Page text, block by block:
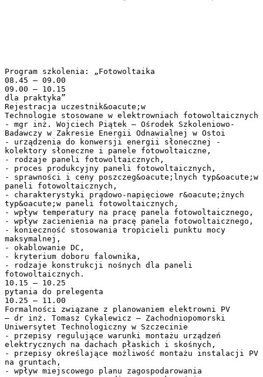
Program szkolenia: „Fotowoltaika
08.45 – 09.00
09.00 – 10.15
dla praktyka”
Rejestracja uczestnik&oacute;w
Technologie stosowane w elektrowniach fotowoltaicznych
- mgr inż. Wojciech Piątek – Ośrodek Szkoleniowo-
Badawczy w Zakresie Energii Odnawialnej w Ostoi
- urządzenia do konwersji energii słonecznej -
kolektory słoneczne i panele fotowoltaiczne,
- rodzaje paneli fotowoltaicznych,
- proces produkcyjny paneli fotowoltaicznych,
- sprawności i ceny poszczeg&oacute;lnych typ&oacute;w
paneli fotowoltaicznych,
- charakterystyki prądowo-napięciowe r&oacute;żnych
typ&oacute;w paneli fotowoltaicznych,
- wpływ temperatury na pracę panela fotowoltaicznego,
- wpływ zacienienia na pracę panela fotowoltaicznego,
- konieczność stosowania tropicieli punktu mocy
maksymalnej,
- okablowanie DC,
- kryterium doboru falownika,
- rodzaje konstrukcji nośnych dla paneli
fotowoltaicznych.
10.15 – 10.25
pytania do prelegenta
10.25 – 11.00
Formalności związane z planowaniem elektrowni PV
– dr inż. Tomasz Cykalewicz – Zachodniopomorski
Uniwersytet Technologiczny w Szczecinie
- przepisy regulujące warunki montażu urządzeń
elektrycznych na dachach płaskich i skośnych,
- przepisy określające możliwość montażu instalacji PV
na gruntach,
- wpływ miejscowego planu zagospodarowania